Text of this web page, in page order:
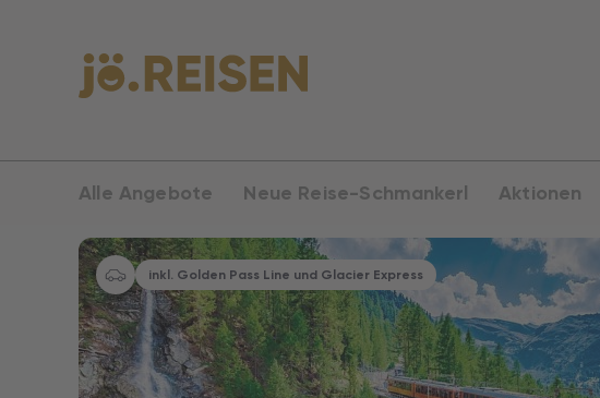
Alle Angebote Neue Reise-Schmankerl Aktionen
inkl. Golden Pass Line und Glacier Express